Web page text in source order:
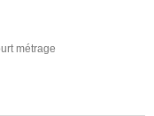
métrage